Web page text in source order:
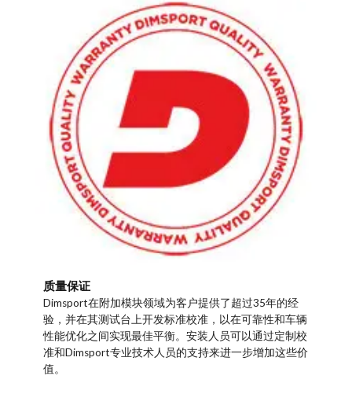
质量保证
Dimsport在附加模块领域为客户提供了超过35年的经
验，并在其测试台上开发标准校准，以在可靠性和车辆
性能优化之间实现最佳平衡。安装人员可以通过定制校
准和Dimsport专业技术人员的支持来进一步增加这些价
值。